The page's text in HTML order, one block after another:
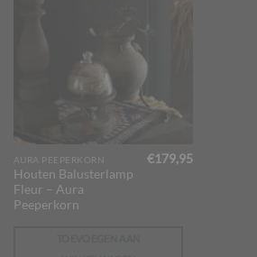
AURA PEEPERKORN
Houten Balusterlamp
Fleur – Aura
Peeperkorn
€179,95